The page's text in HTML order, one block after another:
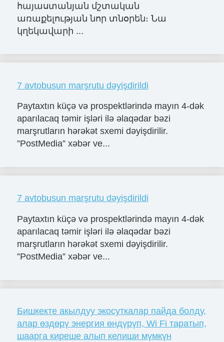
հայաստանյան մշտական
առաքելության նոր տնօրեն։ Նա
կղեկավարի ...
7 avtobusun marşrutu dəyişdirildi
Paytaxtın küçə və prospektlərində mayın 4-dək
aparılacaq təmir işləri ilə əlaqədar bəzi
marşrutların hərəkət sxemi dəyişdirilir.
”PostMedia” xəbər ve...
7 avtobusun marşrutu dəyişdirildi
Paytaxtın küçə və prospektlərində mayın 4-dək
aparılacaq təmir işləri ilə əlaqədar bəzi
marşrutların hərəkət sxemi dəyişdirilir.
”PostMedia” xəbər ve...
Бишкекте акылдуу экосуткалар пайда болду,
алар өздөрү энергия өндүрүп, Wi Fi таратып,
шаарга киреше алып келиши мүмкүн